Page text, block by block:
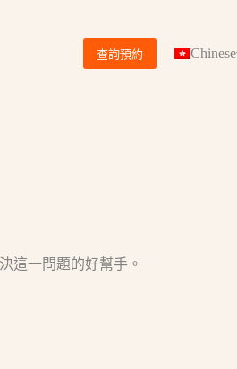
查詢預約 Chinese
這一問題的好幫手。​